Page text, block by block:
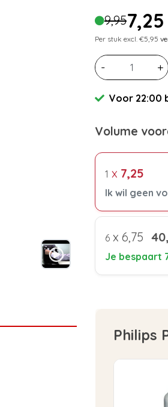
9,957,25
Per stuk excl. €5,95
- +
Voor 22:00
Volume
1 x 7,25
Ik wil geen
6 x 6,75
Je bespaart
Philips